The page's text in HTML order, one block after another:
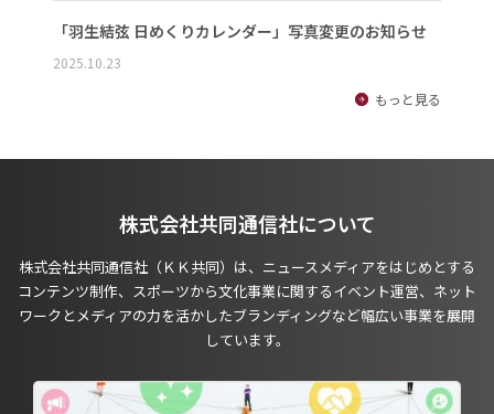
「羽生結弦 日めくりカレンダー」写真変更のお知らせ
2025.10.23
もっと見る
株式会社共同通信社について
株式会社共同通信社（ＫＫ共同）は、ニュースメディアをはじめとする
コンテンツ制作、スポーツから文化事業に関するイベント運営、ネット
ワークとメディアの力を活かしたブランディングなど幅広い事業を展開
しています。